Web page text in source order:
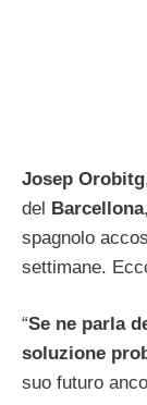
Josep Orobitg
del Barcellona
spagnolo
settimane.
“Se ne parla
soluzione
suo futuro